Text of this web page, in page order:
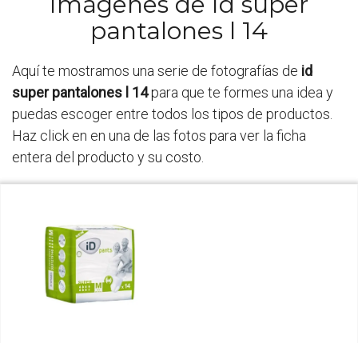
pantalones l 14
Aquí te mostramos una serie de fotografías de id
super pantalones l 14para que te formes una idea y
puedas escoger entre todos los tipos de productos.
Haz click en en una de las fotos para ver la ficha
entera del producto y su costo.